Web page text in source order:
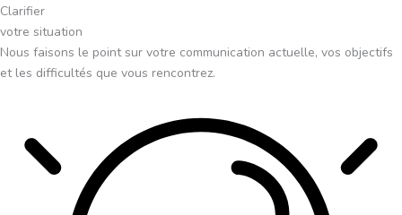
Clarifier
votre situation
Nous faisons le point sur votre communication actuelle, vos objectifs
et les difficultés que vous rencontrez.